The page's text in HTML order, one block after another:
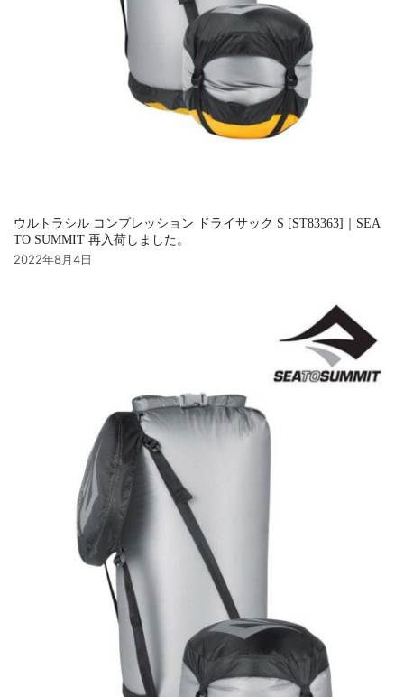
ウルトラシル コンプレッション ドライサック S [ST83363]｜SEA
TO SUMMIT 再入荷しました。
2022年8月4日